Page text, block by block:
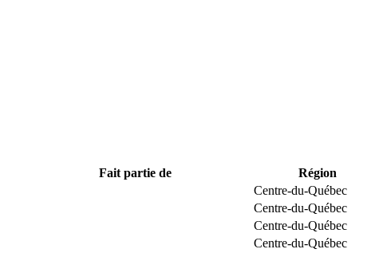
Fait partie de Région
Centre-du-Québec
Centre-du-Québec
Centre-du-Québec
Centre-du-Québec